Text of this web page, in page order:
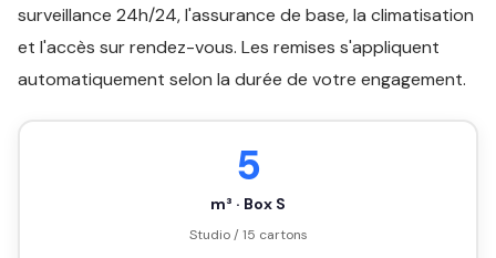
surveillance 24h/24, l'assurance de base, la climatisation
et l'accès sur rendez-vous. Les remises s'appliquent
automatiquement selon la durée de votre engagement.
5
m³ · Box S
Studio / 15 cartons